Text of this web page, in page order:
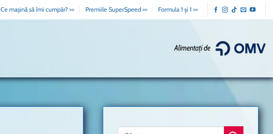
Ce mașină să îmi cumpăr? >> Premiile SuperSpeed >> Formula 1 și 1 >>